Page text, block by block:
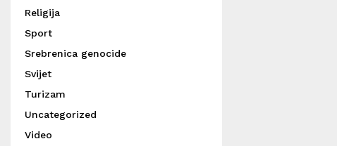
Religija
Sport
Srebrenica genocide
Svijet
Turizam
Uncategorized
Video